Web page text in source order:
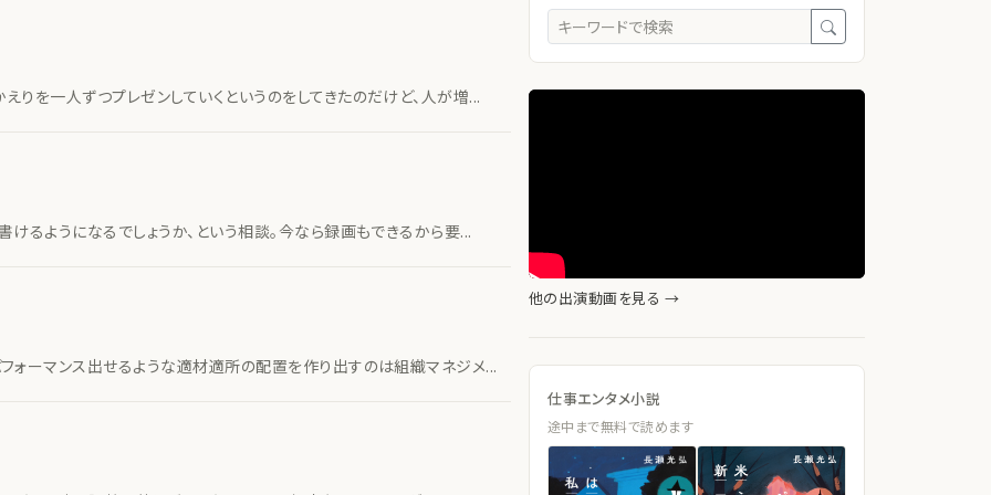
を一人ずつプレゼンしていくというのをしてきたのだけど、人が増...
るようになるでしょうか、という相談。今なら録画もできるから要...
ォーマンス出せるような適材適所の配置を作り出すのは組織マネジメ...
他の出演動画を見る →
仕事エンタメ小説
途中まで無料で読めます